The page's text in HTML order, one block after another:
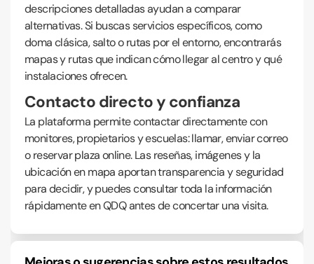
descripciones detalladas ayudan a comparar
alternativas. Si buscas servicios específicos, como
doma clásica, salto o rutas por el entorno, encontrarás
mapas y rutas que indican cómo llegar al centro y qué
instalaciones ofrecen.
Contacto directo y confianza
La plataforma permite contactar directamente con
monitores, propietarios y escuelas: llamar, enviar correo
o reservar plaza online. Las reseñas, imágenes y la
ubicación en mapa aportan transparencia y seguridad
para decidir, y puedes consultar toda la información
rápidamente en QDQ antes de concertar una visita.